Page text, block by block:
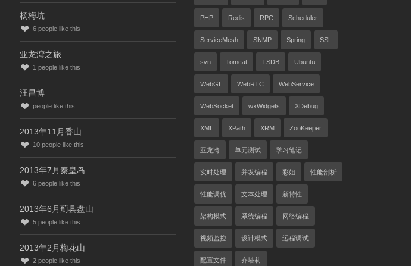
杨梅坑
6 people like this
亚龙湾之旅
1 people like this
汪昌博
people like this
2013年11月香山
10 people like this
2013年7月秦皇岛
6 people like this
2013年6月蓟县盘山
5 people like this
2013年2月梅花山
2 people like this
PHP Redis RPC Scheduler
ServiceMesh SNMP Spring SSL
svn Tomcat TSDB Ubuntu
WebGL WebRTC WebService
WebSocket wxWidgets XDebug
XML XPath XRM ZooKeeper
亚龙湾 单元测试 学习笔记
实时处理 并发编程 彩姐 性能剖析
性能调优 文本处理 新特性
架构模式 系统编程 网络编程
视频监控 设计模式 远程调试
配置文件 齐塔莉